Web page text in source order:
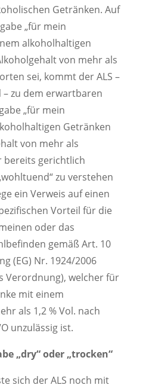
Getränken. Auf
„für mein
alkoholhaltigen
von mehr als
sei, kommt der ALS –
zu dem erwartbaren
„für mein
Getränken
von mehr als
bereits gerichtlich
zu verstehen
ein Verweis auf einen
Vorteil für die
oder das
gemäß Art. 10
(EG) Nr. 1924/2006
Verordnung), welcher für
mit einem
als 1,2 % Vol. nach
unzulässig ist.
„dry“ oder „trocken“
sich der ALS noch mit